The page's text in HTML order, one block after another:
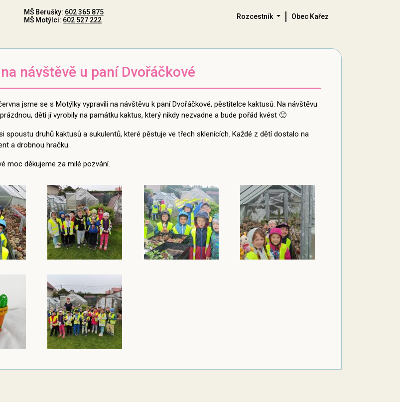
MŠ Berušky: 602 365 875
MŠ Motýlci: 602 527 222 Rozcestník Obec Kařez
návštěvě u paní Dvořáčkové
jsme se s Motýlky vypravili na návštěvu k paní Dvořáčkové, pěstitelce kaktusů. Na návštěvu
děti jí vyrobily na památku kaktus, který nikdy nezvadne a bude pořád kvést 🙂
spoustu druhů kaktusů a sukulentů, které pěstuje ve třech sklenících. Každé z dětí dostalo na
a drobnou hračku.
moc děkujeme za milé pozvání.